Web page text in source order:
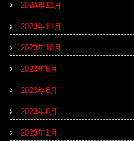
2024年11月
2023年11月
2023年10月
2023年9月
2023年8月
2023年6月
2023年1月